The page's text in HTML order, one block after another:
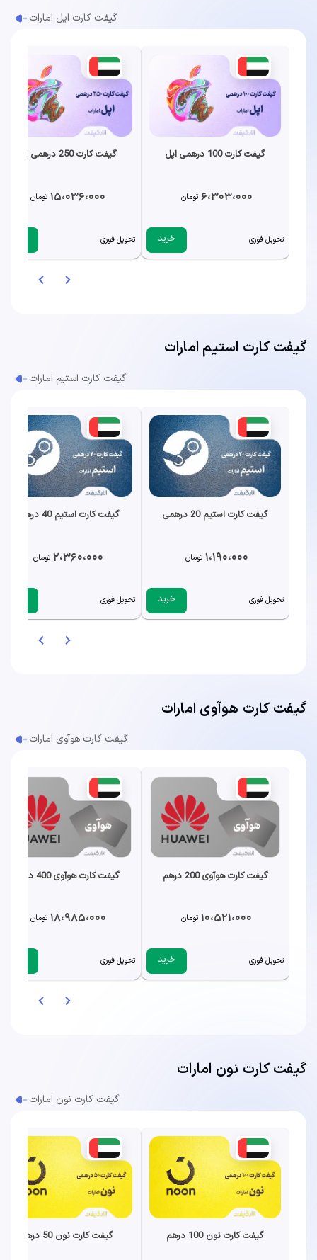
گیفت کارت اپل امارات
گیفت کارت 100 درهمی اپل
6،303،000 تومان
تحویل فوری خرید
گیفت کارت 250 درهمی اپل
15،036،000 تومان
تحویل فوری
گیفت کارت استیم امارات
گیفت کارت استیم امارات
گیفت کارت استیم 20 درهمی
1،190،000 تومان
تحویل فوری خرید
گیفت کارت استیم 40 درهمی
2،360،000 تومان
تحویل فوری
گیفت کارت هوآوی امارات
گیفت کارت هوآوی امارات
گیفت کارت هوآوی 200 درهم
10،521،000 تومان
تحویل فوری خرید
گیفت کارت هوآوی 400 درهم
18،985،000 تومان
تحویل فوری
گیفت کارت نون امارات
گیفت کارت نون امارات
گیفت کارت نون 100 درهم گیفت کارت نون 50 درهم